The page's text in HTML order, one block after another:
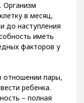
Организм
в месяц,
до наступления
иметь
факторов у
отношении пары,
ребенка.
– полная